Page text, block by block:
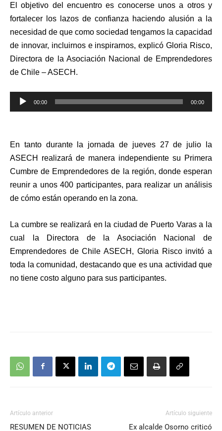
El objetivo del encuentro es conocerse unos a otros y
fortalecer los lazos de confianza haciendo alusión a la
necesidad de que como sociedad tengamos la capacidad
de innovar, incluirnos e inspirarnos, explicó Gloria Risco,
Directora de la Asociación Nacional de Emprendedores
de Chile – ASECH.
Reproductor
de
00:00 00:00
En tanto durante la jornada de jueves 27 de julio la
ASECH realizará de manera independiente su Primera
Cumbre de Emprendedores de la región, donde esperan
reunir a unos 400 participantes, para realizar un análisis
de cómo están operando en la zona.
La cumbre se realizará en la ciudad de Puerto Varas a la
cual la Directora de la Asociación Nacional de
Emprendedores de Chile ASECH, Gloria Risco invitó a
toda la comunidad, destacando que es una actividad que
no tiene costo alguno para sus participantes.
Artículo anterior
RESUMEN DE NOTICIAS
Artículo siguiente
Ex alcalde Osorno criticó